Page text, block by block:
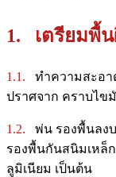
1. เตรียมพื้น
1.1. ทำความสะอ
ปราศจาก คราบไข
1.2. พ่น รองพื้นลง
รองพื้นกันสนิมเหล็
ลูมิเนียม เป็นต้น